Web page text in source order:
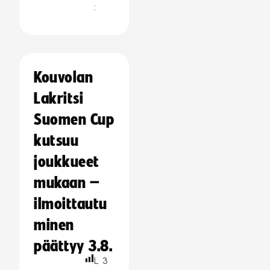
:
Kouvolan
Lakritsi
Suomen Cup
kutsuu
joukkueet
mukaan –
ilmoittautu
minen
päättyy 3.8.
L 3